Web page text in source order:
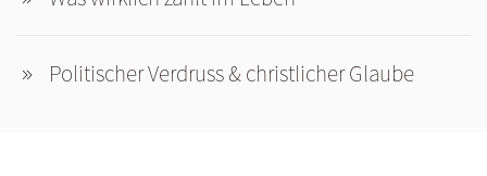
Politischer Verdruss & christlicher Glaube